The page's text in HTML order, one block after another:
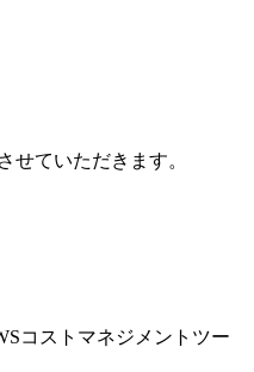
ていただきます。
コストマネジメントツー